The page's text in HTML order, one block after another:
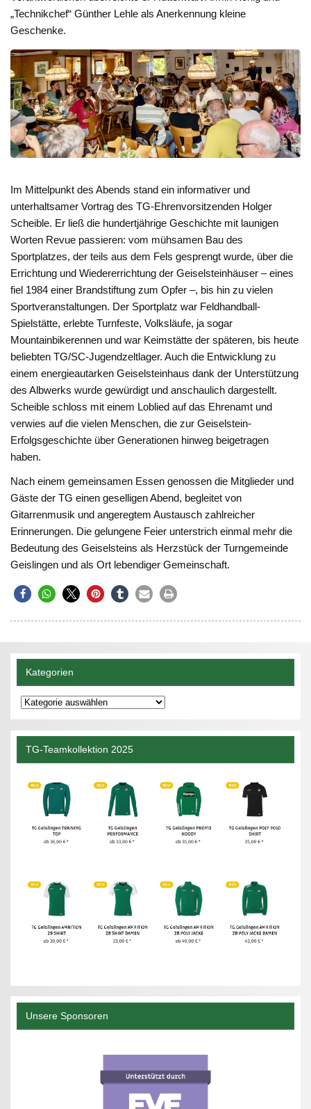
„Technikchef“ Günther Lehle als Anerkennung kleine
Geschenke.
Im Mittelpunkt des Abends stand ein informativer und
unterhaltsamer Vortrag des TG-Ehrenvorsitzenden Holger
Scheible. Er ließ die hundertjährige Geschichte mit launigen
Worten Revue passieren: vom mühsamen Bau des
Sportplatzes, der teils aus dem Fels gesprengt wurde, über die
Errichtung und Wiedererrichtung der Geiselsteinhäuser – eines
fiel 1984 einer Brandstiftung zum Opfer –, bis hin zu vielen
Sportveranstaltungen. Der Sportplatz war Feldhandball-
Spielstätte, erlebte Turnfeste, Volksläufe, ja sogar
Mountainbikerennen und war Keimstätte der späteren, bis heute
beliebten TG/SC-Jugendzeltlager. Auch die Entwicklung zu
einem energieautarken Geiselsteinhaus dank der Unterstützung
des Albwerks wurde gewürdigt und anschaulich dargestellt.
Scheible schloss mit einem Loblied auf das Ehrenamt und
verwies auf die vielen Menschen, die zur Geiselstein-
Erfolgsgeschichte über Generationen hinweg beigetragen
haben.
Nach einem gemeinsamen Essen genossen die Mitglieder und
Gäste der TG einen geselligen Abend, begleitet von
Gitarrenmusik und angeregtem Austausch zahlreicher
Erinnerungen. Die gelungene Feier unterstrich einmal mehr die
Bedeutung des Geiselsteins als Herzstück der Turngemeinde
Geislingen und als Ort lebendiger Gemeinschaft.
Kategorien
Kategorien
TG-Teamkollektion 2025
Unsere Sponsoren